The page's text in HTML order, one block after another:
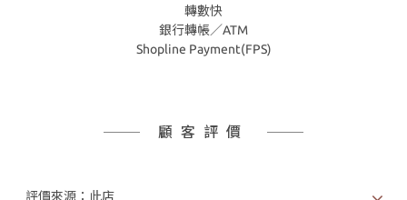
轉數快
銀行轉帳／ATM
Shopline Payment(FPS)
顧客評價